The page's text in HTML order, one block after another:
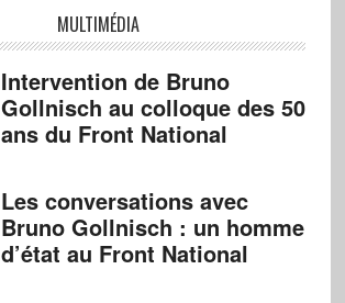
MULTIMÉDIA
Intervention de Bruno
Gollnisch au colloque des 50
ans du Front National
Les conversations avec
Bruno Gollnisch : un homme
d’état au Front National